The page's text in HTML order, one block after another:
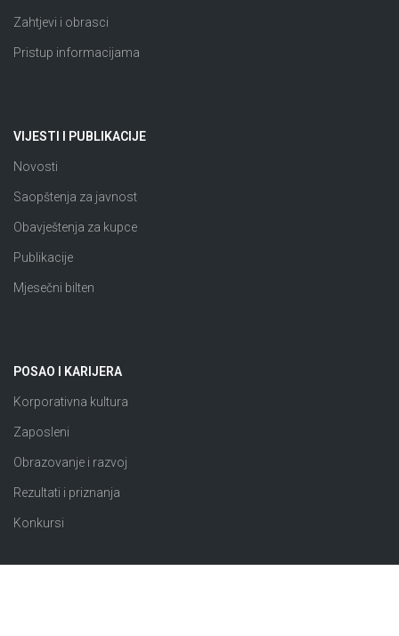
Zahtjevi i obrasci
Pristup informacijama
VIJESTI I PUBLIKACIJE
Novosti
Saopštenja za javnost
Obavještenja za kupce
Publikacije
Mjesečni bilten
POSAO I KARIJERA
Korporativna kultura
Zaposleni
Obrazovanje i razvoj
Rezultati i priznanja
Konkursi